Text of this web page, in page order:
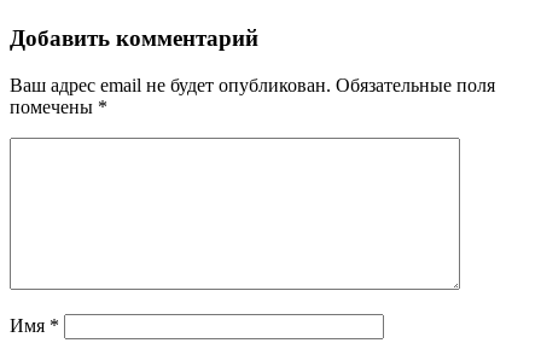
Добавить комментарий
Ваш адрес email не будет опубликован. Обязательные поля
помечены *
Имя *